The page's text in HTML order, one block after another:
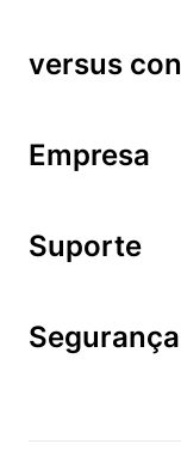
versus
Empresa
Suporte